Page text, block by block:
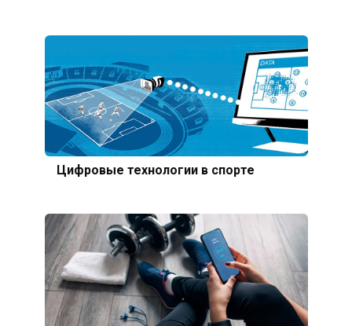
Цифровые технологии в спорте